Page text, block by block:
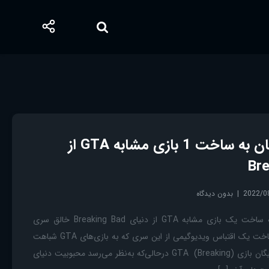
علاقه وینس گیلیگان به ساخت 1 بازی مشابه GTA از
2022/ بدون دیدگاه
GTA علاقه وینس گیلیگان به ساخت یک بازی مشابه GTA از دنیای Breaking Bad خالق سری
بریکینگ بد از علاقه خود به ساخت یک اقتباس ویدیوگیمی از این سری که به بازی‌های GTA شباهت
دارد خبر داده است. وینس گیلیگان بازی GTA (Breaking) درحالی‌که به‌نظر می‌رسد محبوبیت دنیای